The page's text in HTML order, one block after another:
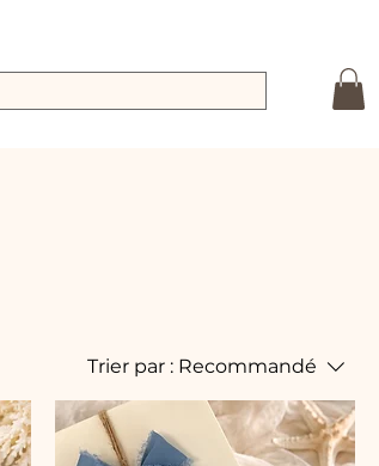
Trier par : Recommandé